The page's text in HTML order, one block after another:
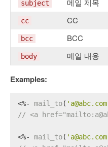
subject
cc CC
bcc BCC
body 메일 내용
Examples:
<%- mail_to(
// <a
<%- mail_to(